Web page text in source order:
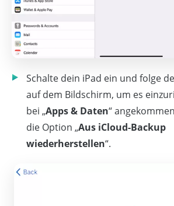
Schalte dein iPad ein und folge
auf dem Bildschirm, um es
bei „Apps & Daten“
die Option „Aus iCloud-Backup
wiederherstellen“.